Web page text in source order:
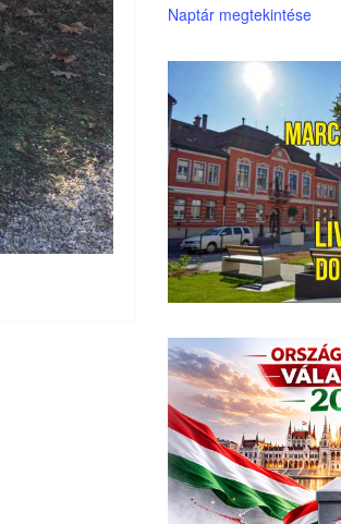
Naptár megtekintése